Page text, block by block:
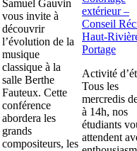
Samuel Gauvin
vous invite à
découvrir
l’évolution de la
musique
classique à la
salle Berthe
Fauteux. Cette
conférence
abordera les
grands
compositeurs, les
extérieur –
Conseil
Haut-
Portage
Activité
Tous les
mercredis
à 14h, nos
étudiants
attendent